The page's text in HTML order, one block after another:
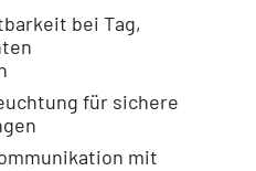
bei Tag,
für sichere
mit